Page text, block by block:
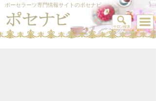
ポーセラーツ専門情報サイトのポセナビ